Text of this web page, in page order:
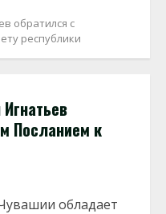
обратился с
республики
Посланием к
обладает